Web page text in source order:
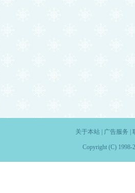
关于本站| 广告服务
Copyright (C) 1998-